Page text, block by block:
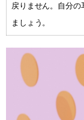
戻りません。自分の
ましょう。